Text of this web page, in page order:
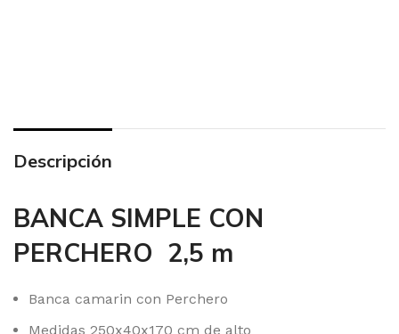
Descripción
BANCA SIMPLE CON
PERCHERO 2,5 m
Banca camarin con Perchero
Medidas 250x40x170 cm de alto